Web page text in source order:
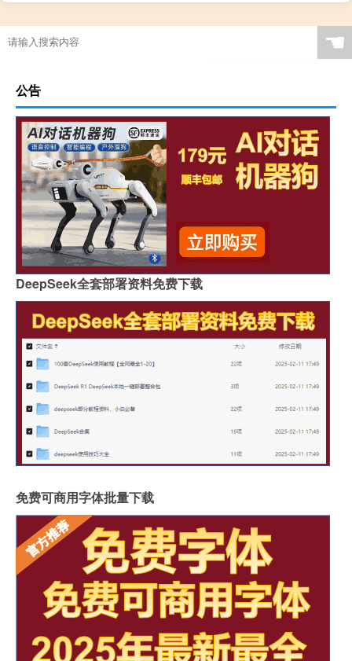
☚
公告
DeepSeek全套部署资料免费下载
免费可商用字体批量下载